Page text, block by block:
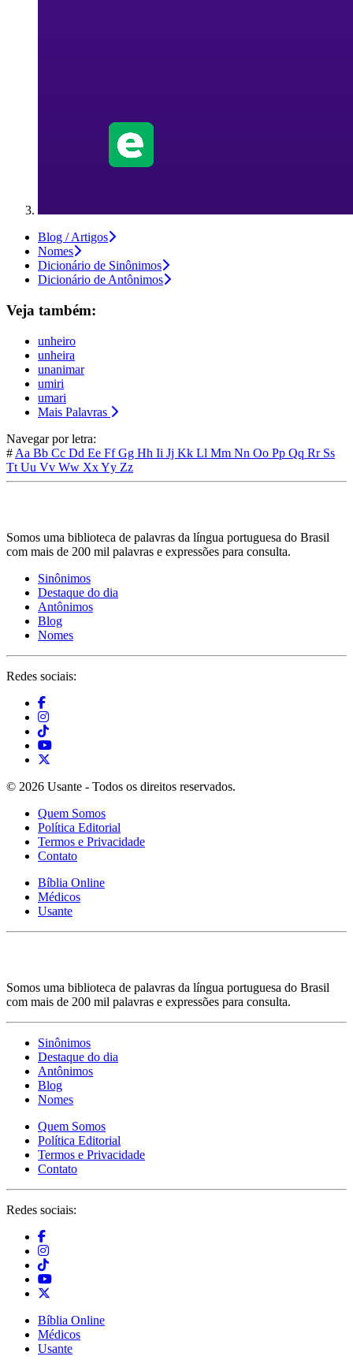
Blog / Artigos
Nomes
Dicionário de Sinônimos
Dicionário de Antônimos
Veja também:
unheiro
unheira
unanimar
umiri
umari
Mais Palavras
Navegar por letra:
# Aa Bb Cc Dd Ee FfGg Hh Ii Jj Kk Ll Mm Nn Oo Pp Qq Rr Ss
Tt Uu Vv Ww XxYy Zz
Somos uma biblioteca de palavras da língua portuguesa do Brasil
com mais de 200 mil palavras e expressões para consulta.
Sinônimos
Destaque do dia
Antônimos
Blog
Nomes
Redes sociais:
© 2026 Usante - Todos os direitos reservados.
Quem Somos
Política Editorial
Termos e Privacidade
Contato
Bíblia Online
Médicos
Usante
Somos uma biblioteca de palavras da língua portuguesa do Brasil
com mais de 200 mil palavras e expressões para consulta.
Sinônimos
Destaque do dia
Antônimos
Blog
Nomes
Quem Somos
Política Editorial
Termos e Privacidade
Contato
Redes sociais:
Bíblia Online
Médicos
Usante